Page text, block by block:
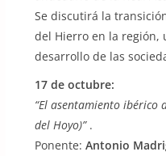
Se discutirá la
del Hierro en la región,
desarrollo de las
17 de octubre:
“El asentamiento ibérico
del Hoyo)”.
Ponente: Antonio